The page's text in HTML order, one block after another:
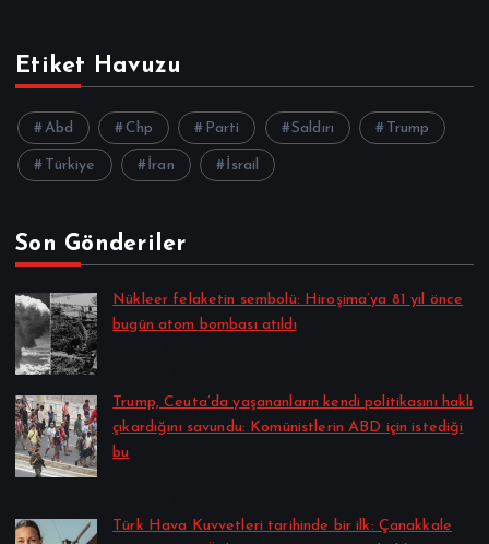
Etiket Havuzu
Abd Chp Parti Saldırı Trump
Türkiye İran İsrail
Son Gönderiler
Nükleer felaketin sembolü: Hiroşima’ya 81 yıl önce
bugün atom bombası atıldı
Trump, Ceuta’da yaşananların kendi politikasını haklı
çıkardığını savundu: Komünistlerin ABD için istediği
bu
Türk Hava Kuvvetleri tarihinde bir ilk: Çanakkale